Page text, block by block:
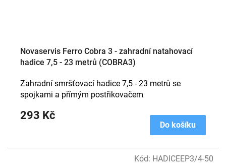
Novaservis Ferro Cobra 3 - zahradní natahovací
hadice 7,5 - 23 metrů (COBRA3)
293 Kč
Do košíku
Zahradní smršťovací hadice 7,5 - 23 metrů se
spojkami a přímým postřikovačem
Kód: HADICEEP3/4-50